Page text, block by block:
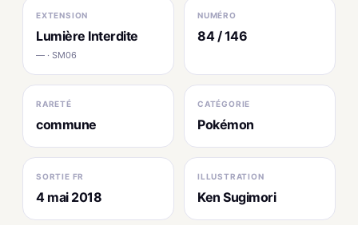
EXTENSION
Lumière Interdite
— · SM06
NUMÉRO
84 / 146
RARETÉ
commune
CATÉGORIE
Pokémon
SORTIE FR
4 mai 2018
ILLUSTRATION
Ken Sugimori